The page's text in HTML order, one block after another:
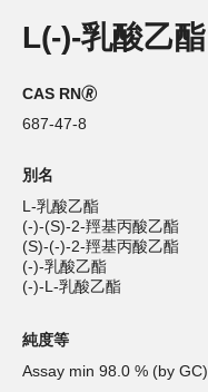
L(-)-乳酸乙酯
CAS RN🄬
687-47-8
別名
L-乳酸乙酯
(-)-(S)-2-羥基丙酸乙酯
(S)-(-)-2-羥基丙酸乙酯
(-)-乳酸乙酯
(-)-L-乳酸乙酯
純度等
Assay min 98.0 % (by GC)